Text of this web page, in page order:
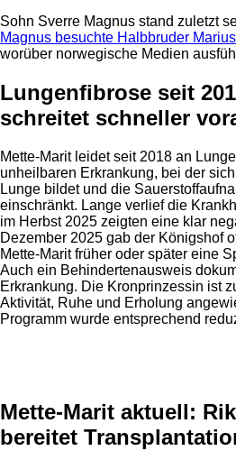
Sohn Sverre Magnus stand zuletzt
Magnus besuchte Halbbruder
worüber norwegische Medien
Lungenfibrose seit
schreitet schneller
Mette-Marit leidet seit 2018 an
unheilbaren Erkrankung, bei der
Lunge bildet und die
einschränkt. Lange verlief die
im Herbst 2025 zeigten eine klar
Dezember 2025 gab der Königshof
Mette-Marit früher oder später eine
Auch ein Behindertenausweis
Erkrankung. Die Kronprinzessin ist
Aktivität, Ruhe und Erholung
Programm wurde entsprechend
Mette-Marit aktuell:
bereitet